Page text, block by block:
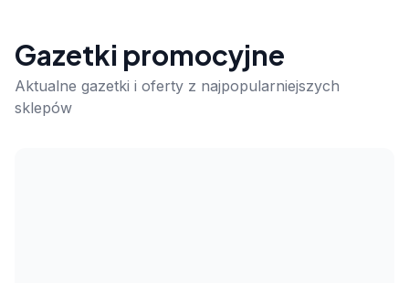
Gazetki promocyjne
Aktualne gazetki i oferty z najpopularniejszych
sklepów